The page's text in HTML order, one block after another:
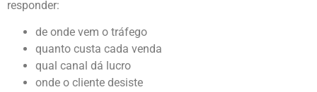
responder:
de onde vem o tráfego
quanto custa cada venda
qual canal dá lucro
onde o cliente desiste